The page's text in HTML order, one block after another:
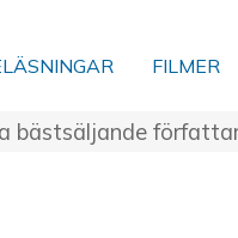
FILMER
bästsäljande